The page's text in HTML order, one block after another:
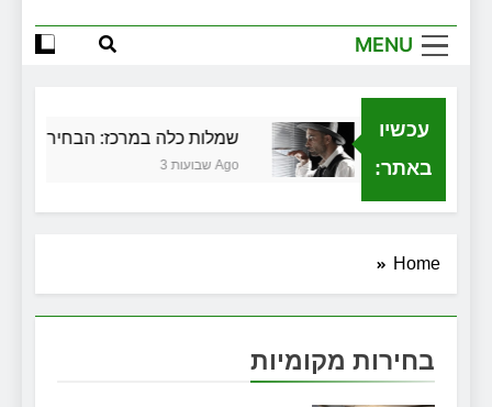
שירותי הקריינות המקצועיים של ויקטוריה
זכויות שמתחילות בעיר: מי מגן עליכם מול
המוסד והביטוחים בירושלים
MENU
עכשיו
באתר:
שמלות כלה במרכז: הבחירה
3 שבועות Ago
בגירושין
Home
בחירות מקומיות